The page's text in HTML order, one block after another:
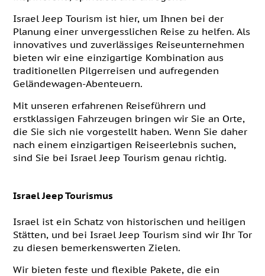
Israel Jeep Tourism ist hier, um Ihnen bei der
Planung einer unvergesslichen Reise zu helfen. Als
innovatives und zuverlässiges Reiseunternehmen
bieten wir eine einzigartige Kombination aus
traditionellen Pilgerreisen und aufregenden
Geländewagen-Abenteuern.
Mit unseren erfahrenen Reiseführern und
erstklassigen Fahrzeugen bringen wir Sie an Orte,
die Sie sich nie vorgestellt haben. Wenn Sie daher
nach einem einzigartigen Reiseerlebnis suchen,
sind Sie bei Israel Jeep Tourism genau richtig.
Israel Jeep Tourismus
Israel ist ein Schatz von historischen und heiligen
Stätten, und bei Israel Jeep Tourism sind wir Ihr Tor
zu diesen bemerkenswerten Zielen.
Wir bieten feste und flexible Pakete, die ein